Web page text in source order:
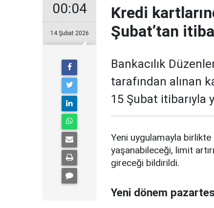
00:04
14 Şubat 2026
Kredi
Şubat’tan
Bankacılık
tarafından alınan
15 Şubat itibarıyla
Yeni uygulamayla
yaşanabileceği, limit
gireceği bildirildi.
Yeni dönem